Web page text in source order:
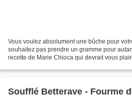
Vous voulez absolument une bûche pour
souhaitez pas prendre un gramme pour
recette de Marie Chioca qui devrait vous
Soufflé Betterave - Fourme